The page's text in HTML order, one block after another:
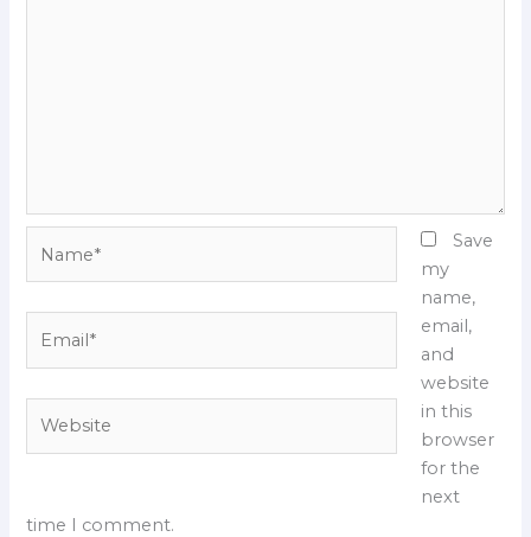
Save
my
name,
email,
and
website
in this
browser
for the
next
time I comment.